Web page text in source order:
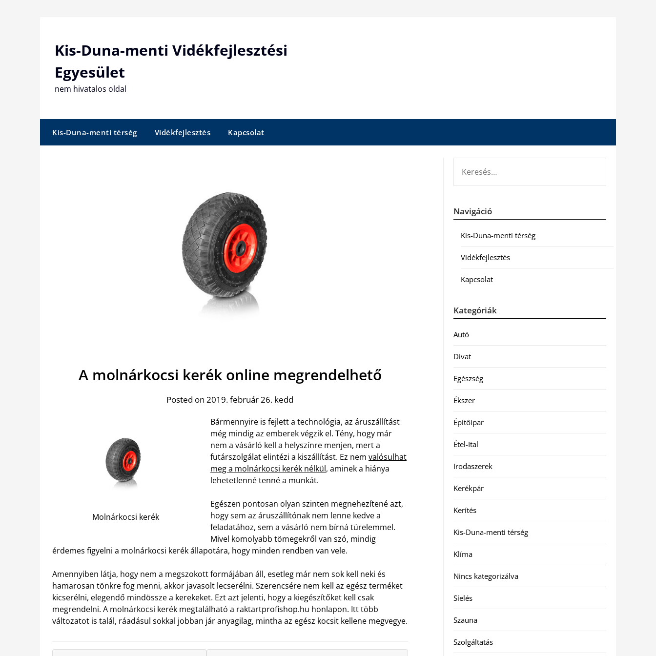
Kis-Duna-menti Vidékfejlesztési
Egyesület
nem hivatalos oldal
Kis-Duna-menti térség Vidékfejlesztés Kapcsolat
A molnárkocsi kerék online megrendelhető
Posted on 2019. február 26. kedd
Molnárkocsi kerék
Bármennyire is fejlett a technológia, az áruszállítást
még mindig az emberek végzik el. Tény, hogy már
nem a vásárló kell a helyszínre menjen, mert a
futárszolgálat elintézi a kiszállítást. Ez nem valósulhat
meg a molnárkocsi kerék nélkül, aminek a hiánya
lehetetlenné tenné a munkát.
Egészen pontosan olyan szinten megnehezítené azt,
hogy sem az áruszállítónak nem lenne kedve a
feladatához, sem a vásárló nem bírná türelemmel.
Mivel komolyabb tömegekről van szó, mindig
érdemes figyelni a molnárkocsi kerék állapotára, hogy minden rendben van vele.
Amennyiben látja, hogy nem a megszokott formájában áll, esetleg már nem sok kell neki és
hamarosan tönkre fog menni, akkor javasolt lecserélni. Szerencsére nem kell az egész terméket
kicserélni, elegendő mindössze a kerekeket. Ezt azt jelenti, hogy a kiegészítőket kell csak
megrendelni. A molnárkocsi kerék megtalálható a raktartprofishop.hu honlapon. Itt több
változatot is talál, ráadásul sokkal jobban jár anyagilag, mintha az egész kocsit kellene megvegye.
Navigáció
Kis-Duna-menti térség
Vidékfejlesztés
Kapcsolat
Kategóriák
Autó
Divat
Egészség
Ékszer
Építőipar
Étel-Ital
Irodaszerek
Kerékpár
Kerítés
Kis-Duna-menti térség
Klíma
Nincs kategorizálva
Síelés
Szauna
Szolgáltatás